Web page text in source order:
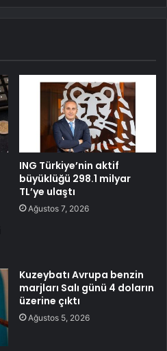
ING Türkiye’nin aktif
büyüklüğü 298.1 milyar
TL’ye ulaştı
Ağustos 7, 2026
Kuzeybatı Avrupa benzin
marjları Salı günü 4 doların
üzerine çıktı
Ağustos 5, 2026